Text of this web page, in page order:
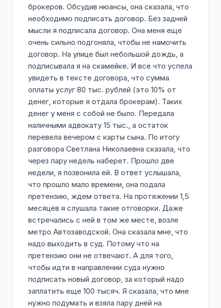
брокеров. Обсудив нюансы, она сказала, что
необходимо подписать договор. Без задней
мысли я подписала договор. Она меня еще
очень сильно подгоняла, чтобы не намочить
договор. На улице был небольшой дождь, а
подписывала я на скамейке. И все что успела
увидеть в тексте договора, что сумма
оплаты услуг 80 тыс. рублей (это 10% от
денег, которые я отдала брокерам). Таких
денег у меня с собой не было. Передала
наличными адвокату 15 тыс., а остаток
перевела вечером с карты сына. По итогу
разговора Светлана Николаевна сказала, что
через пару недель наберет. Прошло две
недели, я позвонила ей. В ответ услышала,
что прошло мало времени, она подала
претензию, ждем ответа. На протяжении 1,5
месяцев я слушала такие отговорки. Даже
встречались с ней в том же месте, возле
метро Автозаводской. Она сказала мне, что
надо выходить в суд. Потому что на
претензию они не отвечают. А для того,
чтобы идти в направлении суда нужно
подписать новый договор, за который надо
заплатить еще 100 тысяч. Я сказала, что мне
нужно подумать и взяла пару дней на